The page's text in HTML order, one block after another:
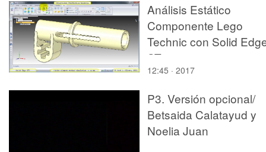
de nuevos doctores y
doctoras
Análisis Estático
Componente Lego
Technic con Solid
ST3
12:45 · 2017
P3. Versión opcional/
Betsaida Calatayud y
Noelia Juan